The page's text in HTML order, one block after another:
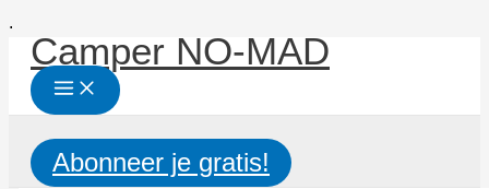
.
naar
inhoud
Camper NO-MAD
Abonneer je gratis!